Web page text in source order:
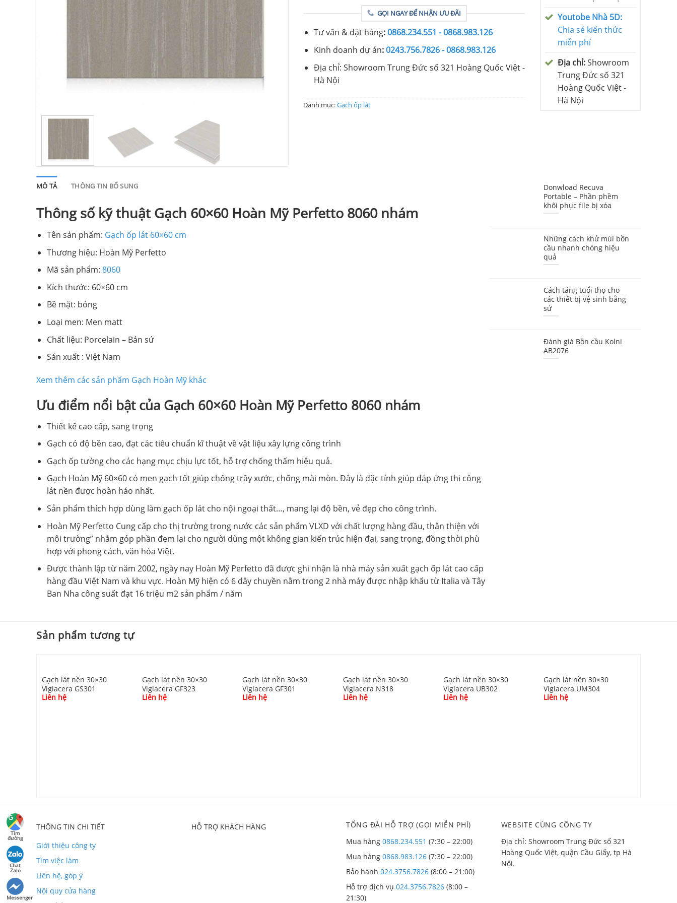
GỌI NGAY ĐỂ NHẬN ƯU ĐÃI
Tư vấn & đặt hàng:0868.234.551 - 0868.983.126
Kinh doanh dự án:0243.756.7826 - 0868.983.126
Địa chỉ: Showroom Trung Đức số 321 Hoàng Quốc Việt -
Hà Nội
Danh mục:Gạch ốp lát
Youtobe Nhà 5D:
Chia sẻ kiến thức
miễn phí
Địa chỉ:Showroom
Trung Đức số 321
Hoàng Quốc Việt -
Hà Nội
MÔ TẢ THÔNG TIN BỔ SUNG
Thông số kỹ thuật Gạch 60×60 Hoàn Mỹ Perfetto 8060 nhám
Tên sản phẩm: Gạch ốp lát 60×60 cm
Thương hiệu: Hoàn Mỹ Perfetto
Mã sản phẩm: 8060
Kích thước: 60×60 cm
Bề mặt: bóng
Loại men: Men matt
Chất liệu: Porcelain – Bán sứ
Sản xuất : Việt Nam
Xem thêm các sản phẩm Gạch Hoàn Mỹ khác
Ưu điểm nổi bật của Gạch 60×60 Hoàn Mỹ Perfetto 8060 nhám
Thiết kế cao cấp, sang trọng
Gạch có độ bền cao, đạt các tiêu chuẩn kĩ thuật về vật liệu xây lựng công trình
Gạch ốp tường cho các hạng mục chịu lực tốt, hỗ trợ chống thấm hiệu quả.
Gạch Hoàn Mỹ 60×60 có men gạch tốt giúp chống trầy xước, chống mài mòn. Đây là đặc tính giúp đáp ứng thi công
lát nền được hoàn hảo nhất.
Sản phẩm thích hợp dùng làm gạch ốp lát cho nội ngoại thất…, mang lại độ bền, vẻ đẹp cho công trình.
Hoàn Mỹ Perfetto Cung cấp cho thị trường trong nước các sản phẩm VLXD với chất lượng hàng đầu, thân thiện với
môi trường” nhằm góp phần đem lại cho người dùng một không gian kiến trúc hiện đại, sang trọng, đồng thời phù
hợp với phong cách, văn hóa Việt.
Được thành lập từ năm 2002, ngày nay Hoàn Mỹ Perfetto đã được ghi nhận là nhà máy sản xuất gạch ốp lát cao cấp
hàng đầu Việt Nam và khu vực. Hoàn Mỹ hiện có 6 dây chuyền nằm trong 2 nhà máy được nhập khẩu từ Italia và Tây
Ban Nha công suất đạt 16 triệu m2 sản phẩm / năm
Donwload Recuva
Portable – Phần phềm
khôi phục file bị xóa
Những cách khử mùi bồn
cầu nhanh chóng hiệu
quả
Cách tăng tuổi thọ cho
các thiết bị vệ sinh bằng
sứ
Đánh giá Bồn cầu Kolni
AB2076
Sản phẩm tương tự
Gạch lát nền 30×30
Viglacera GS301
Liên hệ
Gạch lát nền 30×30
Viglacera GF323
Liên hệ
Gạch lát nền 30×30
Viglacera GF301
Liên hệ
Gạch lát nền 30×30
Viglacera N318
Liên hệ
Gạch lát nền 30×30
Viglacera UB302
Liên hệ
Gạch lát nền 30×30
Viglacera UM304
Liên hệ
THÔNG TIN CHI TIẾT
Giới thiệu công ty
Tìm việc làm
Liên hệ, góp ý
Nội quy cửa hàng
HỖ TRỢ KHÁCH HÀNG
TỔNG ĐÀI HỖ TRỢ (GỌI MIỄN PHÍ)
Mua hàng 0868.234.551 (7:30 – 22:00)
Mua hàng 0868.983.126 (7:30 – 22:00)
Bảo hành 024.3756.7826 (8:00 – 21:00)
Hỗ trợ dịch vụ 024.3756.7826 (8:00 –
21:30)
WEBSITE CÙNG CÔNG TY
Địa chỉ: Showroom Trung Đức số 321
Hoàng Quốc Việt, quận Cầu Giấy, tp Hà
Nội.
Tìm
đường
Chat
Zalo
Messenger